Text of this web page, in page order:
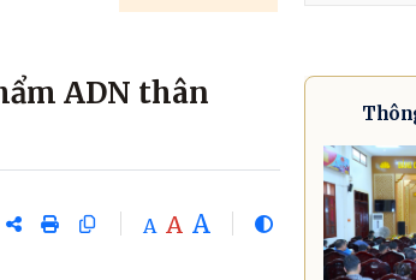
ADN thân
A A A